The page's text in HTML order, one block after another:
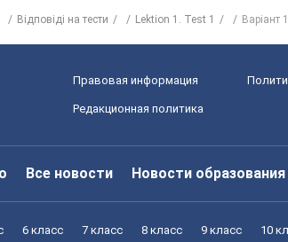
Відповіді на тести Lektion 1. Test 1 Варіант 1
Правовая информация
Редакционная политика
Все новости Новости образования
6 класс 7 класс 8 класс 9 класс 10